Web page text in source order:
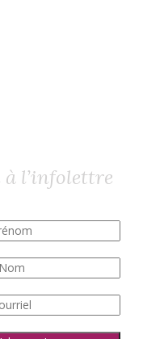
l’infolettre